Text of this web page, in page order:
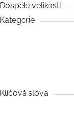
Dospělé velikosti
Kategorie
Klíčová slova